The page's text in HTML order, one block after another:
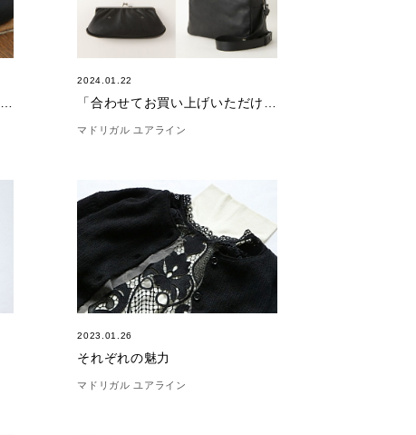
2024.01.22
マドリガル ユアライン
2023.01.26
それぞれの魅力
マドリガル ユアライン